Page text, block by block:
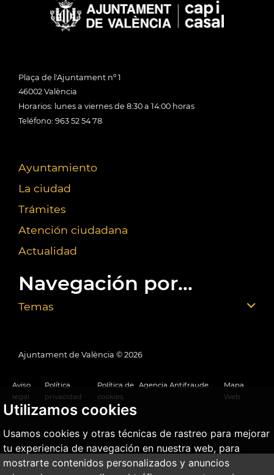
Utilizamos cookies
Usamos cookies y otras técnicas de rastreo para mejorar
tu experiencia de navegación en nuestra web, para
mostrarte contenidos personalizados y anuncios
Plaça de l'Ajuntament nº 1
46002 València
Horarios: lunes a viernes de 8:30 a 14:00 horas
Teléfono: 963 52 54 78
Ayuntamiento
La ciudad
Trámites
Atención ciudadana
Actualidad
Navegación por...
Temas
Ajuntament de València © 2026
Aviso
legal
Política
privacidad
Política de
cookies
Agencia Antifraude
Mapa
Web